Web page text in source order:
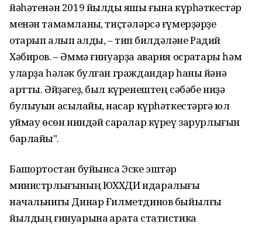
йәһәтенән 2019 йылды яҡшы ғына күрһәткестәр
менән тамамланыҡ, тиҫтәләрсә ғүмерҙәрҙе
ҡотҡарып алып ҡалдыҡ, – тип билдәләне Радий
Хәбиров. – Әммә ғинуарҙа авария осраҡтары һәм
уларҙа һәләк булған граждандар һаны йәнә
артты. Әйҙәгеҙ, был күренештең сәбәбе ниҙә
булыуын асыҡлайыҡ, насар күрһәткестәргә юл
ҡуймау өсөн ниндәй саралар күреү зарурлығын
барлайыҡ".
Башҡортостан буйынса Эске эштәр
министрлығының ЮХХДИ идаралығы
начальнигы Динар Ғилметдинов быйылғы
йылдың ғинуарына ҡарата статистика